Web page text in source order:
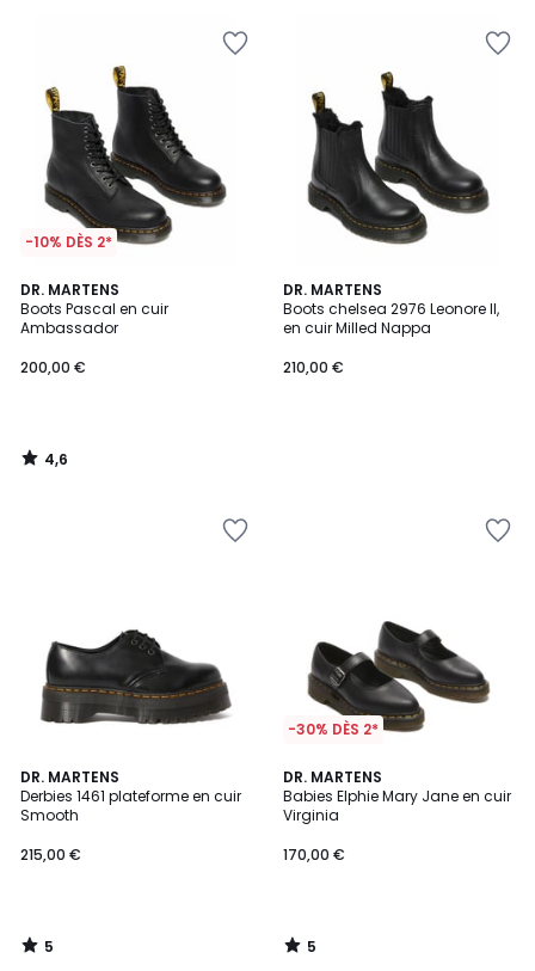
-10% DÈS 2*
DR. MARTENS
Boots Pascal en cuir
Ambassador
200,00 €
4,6
/ 5
4,6
/
DR. MARTENS
Boots chelsea 2976 Leonore II,
en cuir Milled Nappa
210,00 €
DR. MARTENS
Derbies 1461 plateforme en cuir
Smooth
215,00 €
5
/
5
5
/
-30% DÈS 2*
DR. MARTENS
Babies Elphie Mary Jane en cuir
Virginia
170,00 €
5
/
5
5
/